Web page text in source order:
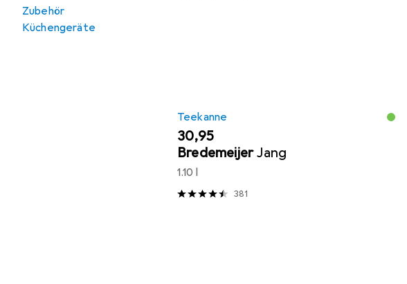
Zubehör
Küchengeräte
Teekanne
EUR
30,95
BredemeijerJang
1.10 l
381